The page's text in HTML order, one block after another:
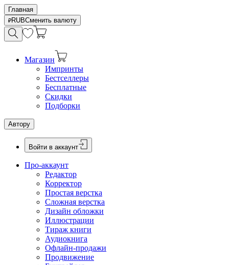
Главная
RUBСменить валюту
Магазин
Импринты
Бестселлеры
Бесплатные
Скидки
Подборки
Автору
Войти в аккаунт
Про-аккаунт
Редактор
Корректор
Простая верстка
Сложная верстка
Дизайн обложки
Иллюстрации
Тираж книги
Аудиокнига
Офлайн-продажи
Продвижение